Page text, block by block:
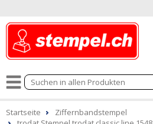
Startseite
Ziffernbandstempel